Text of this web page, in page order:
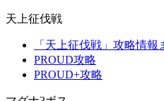
天上征伐戦
「天上征伐戦」攻略情報
PROUD攻略
PROUD+攻略